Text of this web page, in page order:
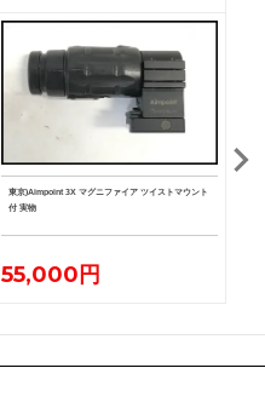
東京)Aimpoint 3X マグニファイア ツイストマウント
付 実物
55,000円